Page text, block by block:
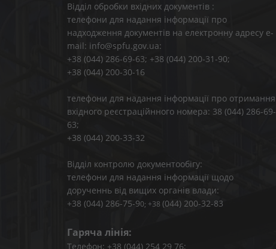
Відділ обробки вхідних документів :
телефони для надання інформації про
надходження документів на електронну адресу e-
mail: info@spfu.gov.ua:
+38 (044) 286-69-63; +38 (044) 200-31-90;
+38 (044) 200-30-16
телефони для надання інформації про отримання
вхідного реєстраційнного номера: 38 (044) 286-69-
63;
+38 (044) 200-33-32
Відділ контролю документообігу:
телефони для надання інформації щодо
дорученнь від вищих органів влади:
+38 (044) 286-75-90; +38 (044) 200-32-83
Гаряча лінія:
Телефон: +38 (044) 254 29 76;